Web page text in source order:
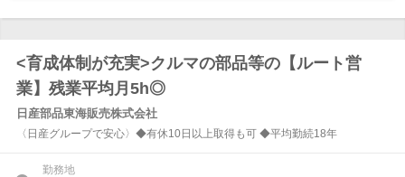
<育成体制が充実>クルマの部品等の【ルート営
業】残業平均月5h◎
日産部品東海販売株式会社
〈日産グループで安心〉◆有休10日以上取得も可 ◆平均勤続18年
勤務地